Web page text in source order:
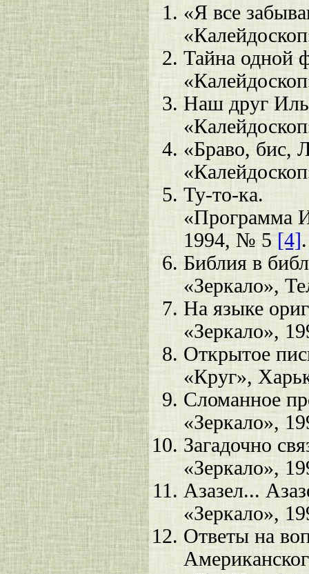
«Я все
Тайна одной
Наш друг
«Браво, бис,
Ту-то-ка.
«Программа
1994, № 5[4].
Библия в
«Зеркало»,
На языке
«Зеркало»,
Открытое
«Круг»,
Сломанное
«Зеркало»,
Загадочно
«Зеркало»,
Азазел...
«Зеркало»,
Ответы на